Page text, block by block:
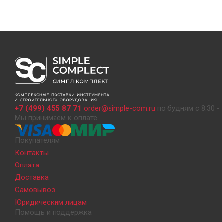
+7 (499) 455 87 71 order@simple-com.ru по будням с 8:30 -
Мы принимаем к оплате
Покупателям
Контакты
Оплата
Доставка
Самовывоз
Юридическим лицам
Помощь и поддержка